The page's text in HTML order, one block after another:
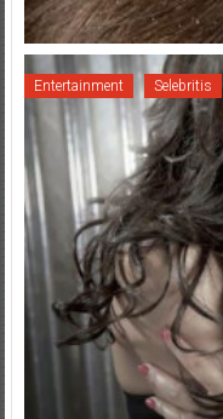
Entertainment Selebritis